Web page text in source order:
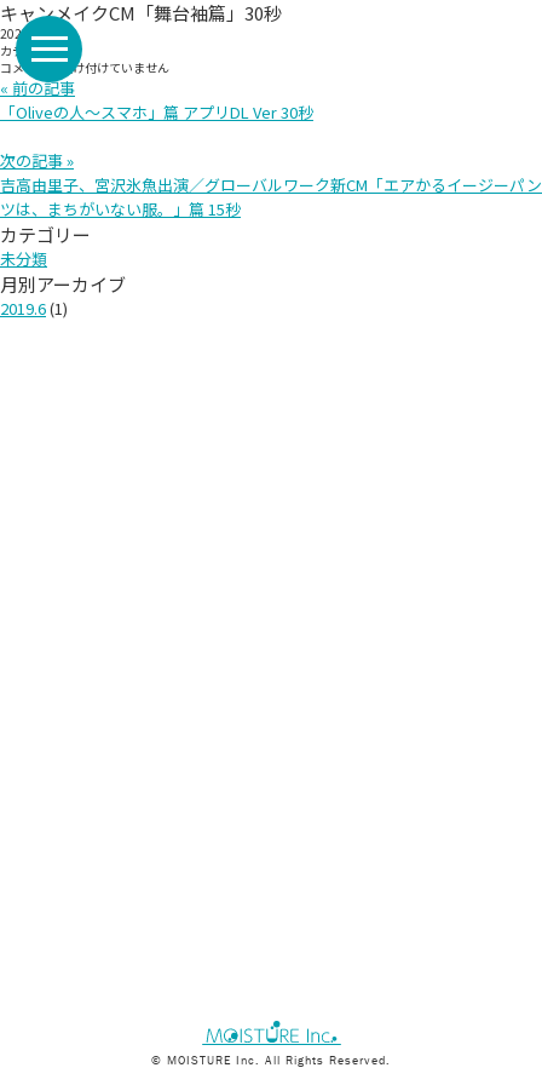
キャンメイクCM「舞台袖篇」30秒
2021/6/15
カテゴリー:
キ
ャ
ン
メ
ク
CM「舞
台
袖
篇」
30
秒
は
コメントを受け付けていません
« 前の記事
「Oliveの人〜スマホ」篇 アプリDL Ver 30秒
次の記事 »
吉高由里子、宮沢氷魚出演／グローバルワーク新CM「エアかるイージーパン
ツは、まちがいない服。」篇 15秒
カテゴリー
未分類
月別アーカイブ
2019.6(1)
© MOISTURE Inc. All Rights Reserved.